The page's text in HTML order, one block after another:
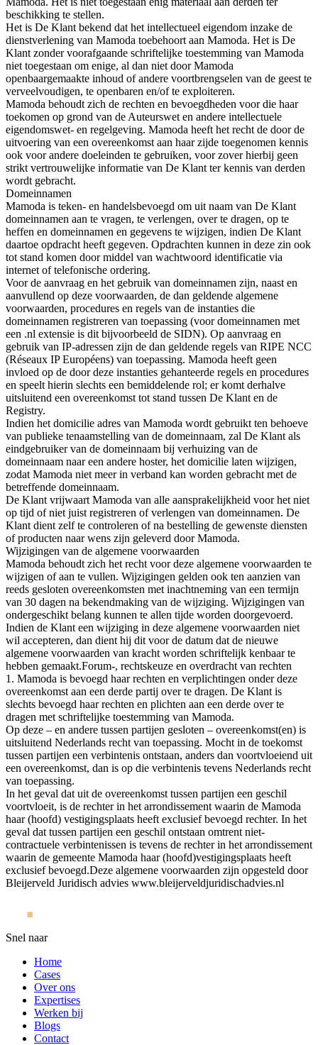
beschikking te stellen.
Het is De Klant bekend dat het intellectueel eigendom inzake de
dienstverlening van Mamoda toebehoort aan Mamoda. Het is De
Klant zonder voorafgaande schriftelijke toestemming van Mamoda
niet toegestaan om enige, al dan niet door Mamoda
openbaargemaakte inhoud of andere voortbrengselen van de geest te
verveelvoudigen, te openbaren en/of te exploiteren.
Mamoda behoudt zich de rechten en bevoegdheden voor die haar
toekomen op grond van de Auteurswet en andere intellectuele
eigendomswet- en regelgeving. Mamoda heeft het recht de door de
uitvoering van een overeenkomst aan haar zijde toegenomen kennis
ook voor andere doeleinden te gebruiken, voor zover hierbij geen
strikt vertrouwelijke informatie van De Klant ter kennis van derden
wordt gebracht.
Domeinnamen
Mamoda is teken- en handelsbevoegd om uit naam van De Klant
domeinnamen aan te vragen, te verlengen, over te dragen, op te
heffen en domeinnamen en gegevens te wijzigen, indien De Klant
daartoe opdracht heeft gegeven. Opdrachten kunnen in deze zin ook
tot stand komen door middel van wachtwoord identificatie via
internet of telefonische ordering.
Voor de aanvraag en het gebruik van domeinnamen zijn, naast en
aanvullend op deze voorwaarden, de dan geldende algemene
voorwaarden, procedures en regels van de instanties die
domeinnamen registreren van toepassing (voor domeinnamen met
een .nl extensie is dit bijvoorbeeld de SIDN). Op aanvraag en
gebruik van IP-adressen zijn de dan geldende regels van RIPE NCC
(Réseaux IP Européens) van toepassing. Mamoda heeft geen
invloed op de door deze instanties gehanteerde regels en procedures
en speelt hierin slechts een bemiddelende rol; er komt derhalve
uitsluitend een overeenkomst tot stand tussen De Klant en de
Registry.
Indien het domicilie adres van Mamoda wordt gebruikt ten behoeve
van publieke tenaamstelling van de domeinnaam, zal De Klant als
eindgebruiker van de domeinnaam bij verhuizing van de
domeinnaam naar een andere hoster, het domicilie laten wijzigen,
zodat Mamoda niet meer in verband kan worden gebracht met de
betreffende domeinnaam.
De Klant vrijwaart Mamoda van alle aansprakelijkheid voor het niet
op tijd of niet juist registreren of verlengen van domeinnamen. De
Klant dient zelf te controleren of na bestelling de gewenste diensten
of producten naar wens zijn geleverd door Mamoda.
Wijzigingen van de algemene voorwaarden
Mamoda behoudt zich het recht voor deze algemene voorwaarden te
wijzigen of aan te vullen. Wijzigingen gelden ook ten aanzien van
reeds gesloten overeenkomsten met inachtneming van een termijn
van 30 dagen na bekendmaking van de wijziging. Wijzigingen van
ondergeschikt belang kunnen te allen tijde worden doorgevoerd.
Indien de Klant een wijziging in deze algemene voorwaarden niet
wil accepteren, dan dient hij dit voor de datum dat de nieuwe
algemene voorwaarden van kracht worden schriftelijk kenbaar te
hebben gemaakt.Forum-, rechtskeuze en overdracht van rechten
1. Mamoda is bevoegd haar rechten en verplichtingen onder deze
overeenkomst aan een derde partij over te dragen. De Klant is
slechts bevoegd haar rechten en plichten aan een derde over te
dragen met schriftelijke toestemming van Mamoda.
Op deze – en andere tussen partijen gesloten – overeenkomst(en) is
uitsluitend Nederlands recht van toepassing. Mocht in de toekomst
tussen partijen een verbintenis ontstaan, anders dan voortvloeiend uit
een overeenkomst, dan is op die verbintenis tevens Nederlands recht
van toepassing.
In het geval dat uit de overeenkomst tussen partijen een geschil
voortvloeit, is de rechter in het arrondissement waarin de Mamoda
haar (hoofd) vestigingsplaats heeft exclusief bevoegd rechter. In het
geval dat tussen partijen een geschil ontstaan omtrent niet-
contractuele verbintenissen is tevens de rechter in het arrondissement
waarin de gemeente Mamoda haar (hoofd)vestigingsplaats heeft
exclusief bevoegd.Deze algemene voorwaarden zijn opgesteld door
Bleijerveld Juridisch advies www.bleijerveldjuridischadvies.nl
Snel naar
Home
Cases
Over ons
Expertises
Werken bij
Blogs
Contact